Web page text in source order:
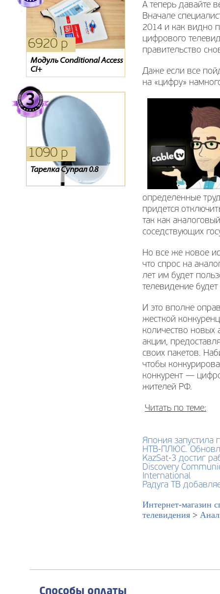
6920 р
Модуль Conditional Access
CI+
4950 р
Ресивер Sagemcom DSI74
720 р
Тарелка Супрал 0.55 м
1090 р
Тарелка Супрал 0.8
4400 р
Обмен ресиверов
Телекарта SD на HD.
Ресивер EVO-07
1980 р
Цифровой эфирный
ресивер SCAN T2-1840HD
А теперь давайте
Вначале
2014 и как видно
цифрового
правительство
Даже если все
на «цифру»
определенные
придется
так как
соседствующих
Но все же новое
что спрос на
лет им будет
телевидение
И это вполне
жесткой
количество новых
акции,
своих пакетов.
чтобы
конкурент —
жителей РФ.
Читать по теме:
Япония запустила
НТВ-ПЛЮС.
KazSat-3 достиг
Discovery
International
Радуга ТВ
Интернет-магазин
телевидения >
Способы оплаты